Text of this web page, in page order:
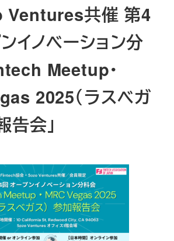
Ventures共催 第4
イノベーション分
Meetup・
2025（ラスベガ
告会」